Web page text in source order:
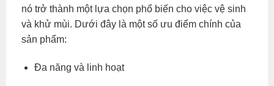
nó trở thành một lựa chọn phổ biến cho việc vệ sinh
và khử mùi. Dưới đây là một số ưu điểm chính của
sản phẩm:
Đa năng và linh hoạt